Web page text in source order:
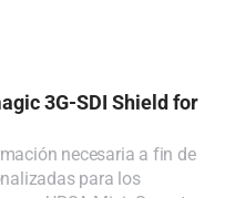
3G-SDI Shield for
necesaria a fin de
para los